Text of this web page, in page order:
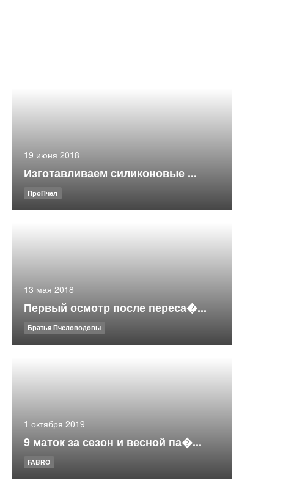
19 июня 2018
Изготавливаем силиконовые ...
ПроПчел
13 мая 2018
Первый осмотр после переса�...
Братья Пчеловодовы
1 октября 2019
9 маток за сезон и весной па�...
FABRO